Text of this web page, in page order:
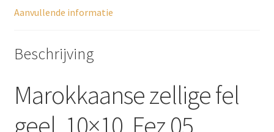
Aanvullende informatie
Beschrijving
Marokkaanse zellige fel
geel, 10×10, Fez 05